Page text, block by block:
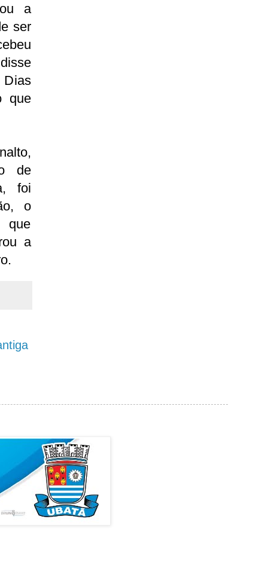
a
ser
que
de
foi
o
que
a